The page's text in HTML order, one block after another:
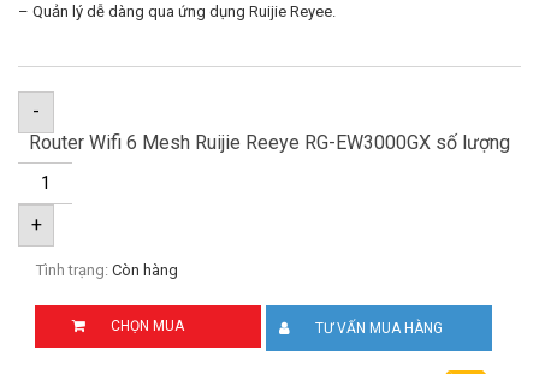
– Quản lý dễ dàng qua ứng dụng Ruijie Reyee.
-
Router Wifi 6 Mesh Ruijie Reeye RG-EW3000GX số lượng
+
Tình trạng: Còn hàng
CHỌN MUA TƯ VẤN MUA HÀNG